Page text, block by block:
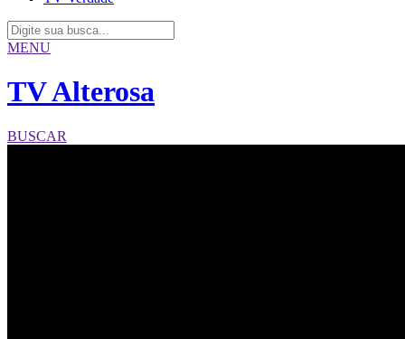
MENU
TV Alterosa
BUSCAR